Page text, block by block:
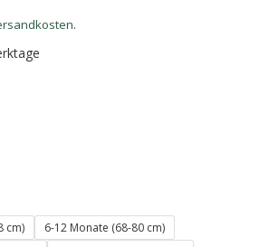
.
cm)
6-12 Monate (68-80 cm)